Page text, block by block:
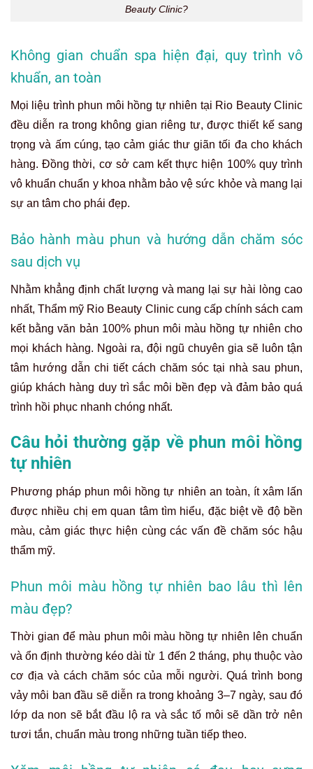
Beauty Clinic?
Không gian chuẩn spa hiện đại, quy trình vô
khuẩn, an toàn
Mọi liệu trình phun môi hồng tự nhiên tại Rio Beauty Clinic
đều diễn ra trong không gian riêng tư, được thiết kế sang
trọng và ấm cúng, tạo cảm giác thư giãn tối đa cho khách
hàng. Đồng thời, cơ sở cam kết thực hiện 100% quy trình
vô khuẩn chuẩn y khoa nhằm bảo vệ sức khỏe và mang lại
sự an tâm cho phái đẹp.
Bảo hành màu phun và hướng dẫn chăm sóc
sau dịch vụ
Nhằm khẳng định chất lượng và mang lại sự hài lòng cao
nhất, Thẩm mỹ Rio Beauty Clinic cung cấp chính sách cam
kết bằng văn bản 100% phun môi màu hồng tự nhiên cho
mọi khách hàng. Ngoài ra, đội ngũ chuyên gia sẽ luôn tận
tâm hướng dẫn chi tiết cách chăm sóc tại nhà sau phun,
giúp khách hàng duy trì sắc môi bền đẹp và đảm bảo quá
trình hồi phục nhanh chóng nhất.
Câu hỏi thường gặp về phun môi hồng
tự nhiên
Phương pháp phun môi hồng tự nhiên an toàn, ít xâm lấn
được nhiều chị em quan tâm tìm hiểu, đặc biệt về độ bền
màu, cảm giác thực hiện cùng các vấn đề chăm sóc hậu
thẩm mỹ.
Phun môi màu hồng tự nhiên bao lâu thì lên
màu đẹp?
Thời gian để màu phun môi màu hồng tự nhiên lên chuẩn
và ổn định thường kéo dài từ 1 đến 2 tháng, phụ thuộc vào
cơ địa và cách chăm sóc của mỗi người. Quá trình bong
vảy môi ban đầu sẽ diễn ra trong khoảng 3–7 ngày, sau đó
lớp da non sẽ bắt đầu lộ ra và sắc tố môi sẽ dần trở nên
tươi tắn, chuẩn màu trong những tuần tiếp theo.